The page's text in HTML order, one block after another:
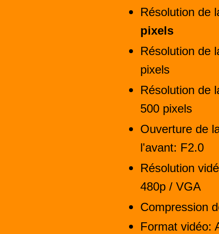
Résolution de
pixels
Résolution de
pixels
Résolution de
500 pixels
Ouverture de
l'avant: F2.0
Résolution
480p / VGA
Compression
Format vidéo: